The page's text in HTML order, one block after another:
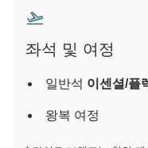
좌석 및 여정
일반석 이센셜/플
왕복 여정